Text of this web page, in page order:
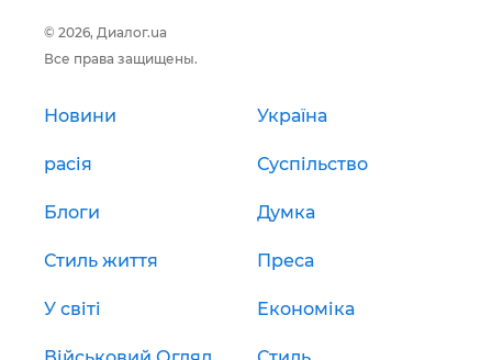
© 2026, Диалог.ua
Все права защищены.
Новини Україна
расія Суспільство
Блоги Думка
Стиль життя Преса
У світі Економіка